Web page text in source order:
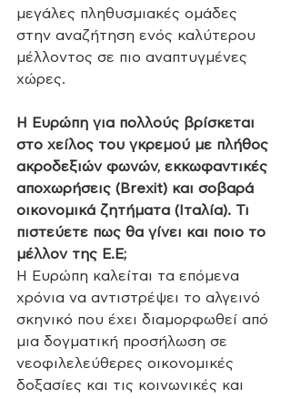
μεγάλες πληθυσμιακές ομάδες
στην αναζήτηση ενός καλύτερου
μέλλοντος σε πιο αναπτυγμένες
χώρες.
Η Ευρώπη για πολλούς βρίσκεται
στο χείλος του γκρεμού με πλήθος
ακροδεξιών φωνών, εκκωφαντικές
αποχωρήσεις (Brexit) και σοβαρά
οικονομικά ζητήματα (Ιταλία). Τι
πιστεύετε πως θα γίνει και ποιο το
μέλλον της Ε.Ε;
Η Ευρώπη καλείται τα επόμενα
χρόνια να αντιστρέψει το αλγεινό
σκηνικό που έχει διαμορφωθεί από
μια δογματική προσήλωση σε
νεοφιλελεύθερες οικονομικές
δοξασίες και τις κοινωνικές και